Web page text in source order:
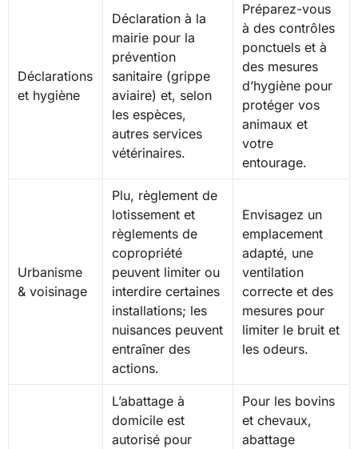
Déclarations
et hygiène
Déclaration à la
mairie pour la
prévention
sanitaire (grippe
aviaire) et, selon
les espèces,
autres services
vétérinaires.
Préparez-vous
à des contrôles
ponctuels et à
des mesures
d’hygiène pour
protéger vos
animaux et
votre
entourage.
Urbanisme
& voisinage
Plu, règlement de
lotissement et
règlements de
copropriété
peuvent limiter ou
interdire certaines
installations; les
nuisances peuvent
entraîner des
actions.
Envisagez un
emplacement
adapté, une
ventilation
correcte et des
mesures pour
limiter le bruit et
les odeurs.
L’abattage à
domicile est
autorisé pour
Pour les bovins
et chevaux,
abattage